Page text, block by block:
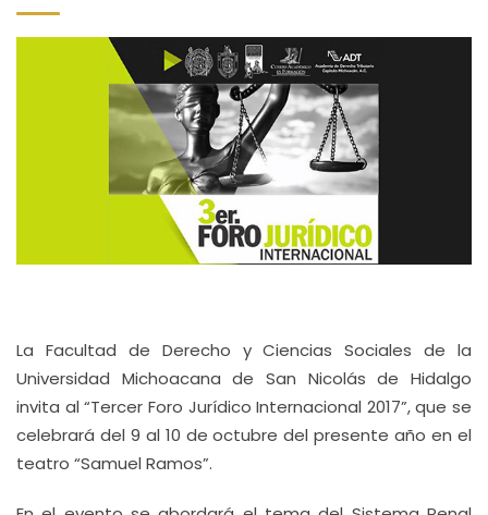
La Facultad de Derecho y Ciencias Sociales de la
Universidad Michoacana de San Nicolás de Hidalgo
invita al “Tercer Foro Jurídico Internacional 2017”, que se
celebrará del 9 al 10 de octubre del presente año en el
teatro “Samuel Ramos”.